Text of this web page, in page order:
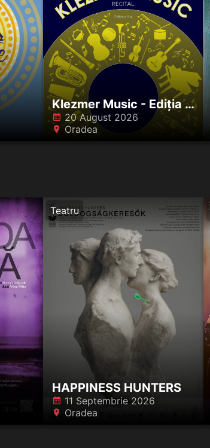
Klezmer Music - Ediția a II-a
󰸗 20 August 2026
󰍎 Oradea
Teatru
HAPPINESS HUNTERS
󰸗 11 Septembrie 2026
󰍎 Oradea